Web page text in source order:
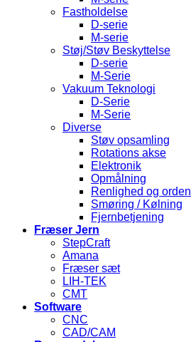
Fastholdelse
D-serie
M-serie
Støj/Støv Beskyttelse
D-serie
M-Serie
Vakuum Teknologi
D-Serie
M-Serie
Diverse
Støv opsamling
Rotations akse
Elektronik
Opmålning
Renlighed og orden
Smøring / Kølning
Fjernbetjening
Fræser Jern
StepCraft
Amana
Fræser sæt
LIH-TEK
CMT
Software
CNC
CAD/CAM